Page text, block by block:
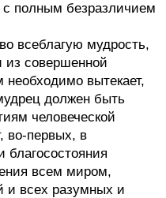
полным безразличием
всеблагую мудрость,
совершенной
необходимо вытекает,
должен быть
человеческой
во-первых, в
благосостояния
всем миром,
и всех разумных и